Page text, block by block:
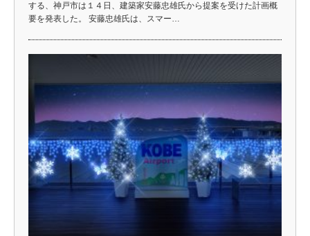
する、神戸市は１４日、建築家安藤忠雄氏から提案を受けた計画概
要を発表した。 安藤忠雄氏は、スマー…